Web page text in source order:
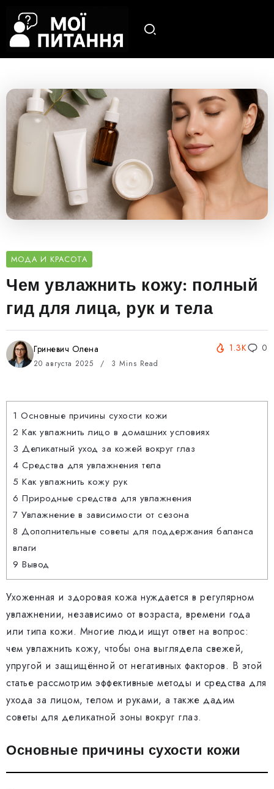
МОДА И КРАСОТА
Чем увлажнить кожу: полный
гид для лица, рук и тела
Гриневич Олена
20 августа 2025 3 Mins Read
1.3K 0
1 Основные причины сухости кожи
2 Как увлажнить лицо в домашних условиях
3 Деликатный уход за кожей вокруг глаз
4 Средства для увлажнения тела
5 Как увлажнить кожу рук
6 Природные средства для увлажнения
7 Увлажнение в зависимости от сезона
8 Дополнительные советы для поддержания баланса
влаги
9 Вывод
Ухоженная и здоровая кожа нуждается в регулярном
увлажнении, независимо от возраста, времени года
или типа кожи. Многие люди ищут ответ на вопрос:
чем увлажнить кожу, чтобы она выглядела свежей,
упругой и защищённой от негативных факторов. В этой
статье рассмотрим эффективные методы и средства для
ухода за лицом, телом и руками, а также дадим
советы для деликатной зоны вокруг глаз.
Основные причины сухости кожи